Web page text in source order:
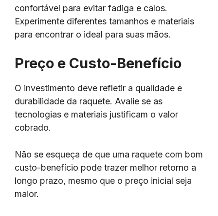
confortável para evitar fadiga e calos.
Experimente diferentes tamanhos e materiais
para encontrar o ideal para suas mãos.
Preço e Custo-Benefício
O investimento deve refletir a qualidade e
durabilidade da raquete. Avalie se as
tecnologias e materiais justificam o valor
cobrado.
Não se esqueça de que uma raquete com bom
custo-benefício pode trazer melhor retorno a
longo prazo, mesmo que o preço inicial seja
maior.